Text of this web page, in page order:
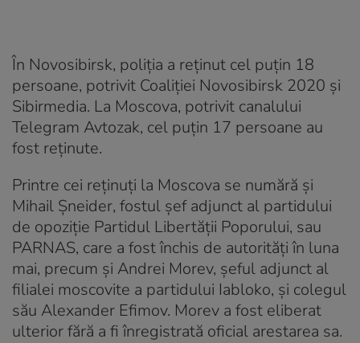
În Novosibirsk, poliția a reținut cel puțin 18
persoane, potrivit Coaliției Novosibirsk 2020 și
Sibirmedia. La Moscova, potrivit canalului
Telegram Avtozak, cel puțin 17 persoane au
fost reținute.
Printre cei reținuți la Moscova se numără şi
Mihail Șneider, fostul șef adjunct al partidului
de opoziție Partidul Libertății Poporului, sau
PARNAS, care a fost închis de autorități în luna
mai, precum și Andrei Morev, șeful adjunct al
filialei moscovite a partidului Iabloko, și colegul
său Alexander Efimov. Morev a fost eliberat
ulterior fără a fi înregistrată oficial arestarea sa.